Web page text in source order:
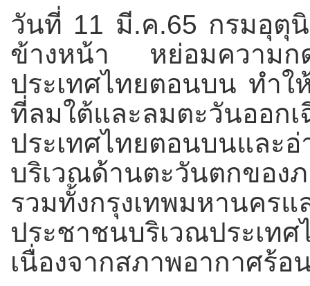
วันที่ 11 มี.ค.65 กรมอุตุ
ข้างหน้า หย่อมความกด
ประเทศไทยตอนบน ทำ
ที่ลมใต้และลมตะวันออก
ประเทศไทยตอนบนและ
บริเวณด้านตะวันตกขอ
รวมทั้งกรุงเทพมหาน
ประชาชนบริเวณประ
เนื่องจากสภาพอากาศร้อ